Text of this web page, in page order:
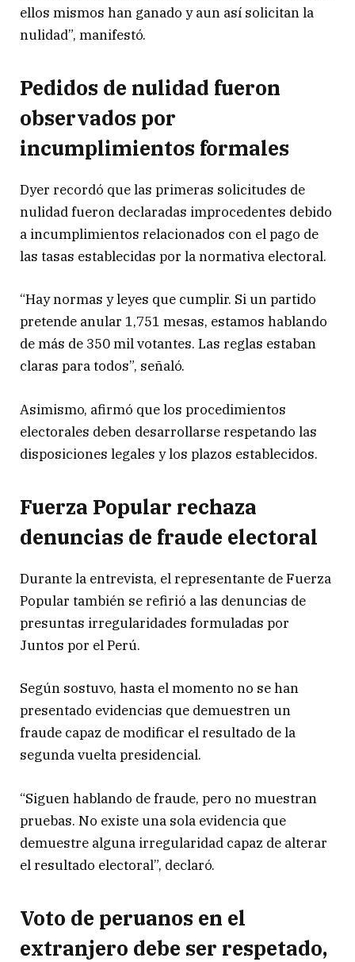
ellos mismos han ganado y aun así solicitan la
nulidad”, manifestó.
Pedidos de nulidad fueron
observados por
incumplimientos formales
Dyer recordó que las primeras solicitudes de
nulidad fueron declaradas improcedentes debido
a incumplimientos relacionados con el pago de
las tasas establecidas por la normativa electoral.
“Hay normas y leyes que cumplir. Si un partido
pretende anular 1,751 mesas, estamos hablando
de más de 350 mil votantes. Las reglas estaban
claras para todos”, señaló.
Asimismo, afirmó que los procedimientos
electorales deben desarrollarse respetando las
disposiciones legales y los plazos establecidos.
Fuerza Popular rechaza
denuncias de fraude electoral
Durante la entrevista, el representante de Fuerza
Popular también se refirió a las denuncias de
presuntas irregularidades formuladas por
Juntos por el Perú.
Según sostuvo, hasta el momento no se han
presentado evidencias que demuestren un
fraude capaz de modificar el resultado de la
segunda vuelta presidencial.
“Siguen hablando de fraude, pero no muestran
pruebas. No existe una sola evidencia que
demuestre alguna irregularidad capaz de alterar
el resultado electoral”, declaró.
Voto de peruanos en el
extranjero debe ser respetado,